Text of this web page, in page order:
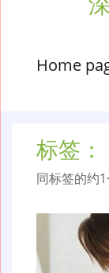
Home
标签：
同标签的约